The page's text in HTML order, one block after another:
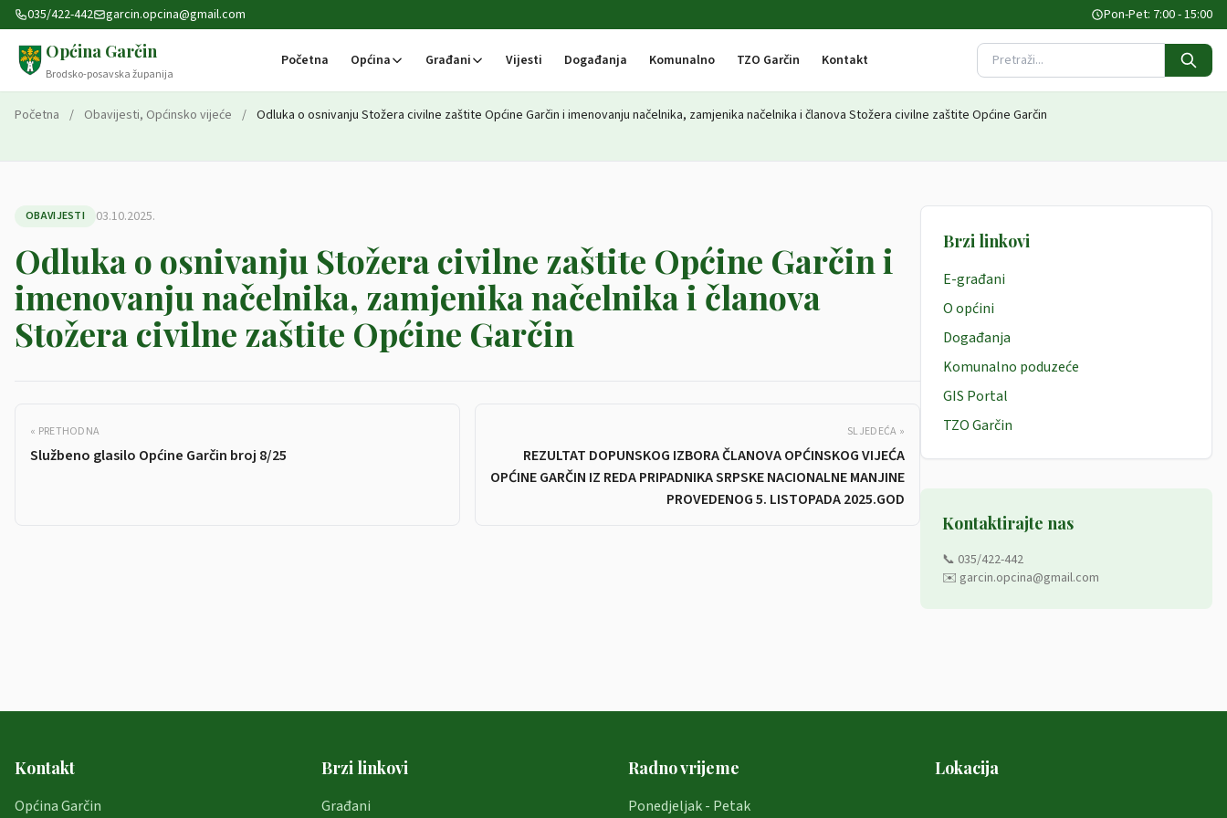
Preskoči na sadržaj
035/422-442 garcin.opcina@gmail.com Pon-Pet: 7:00 - 15:00
Općina Garčin
Brodsko-posavska županija
Početna Općina Građani Vijesti Događanja Komunalno TZO Garčin Kontakt Pretraži stranicu
Početna / Obavijesti, Općinsko vijeće / Odluka o osnivanju Stožera civilne zaštite Općine Garčin i imenovanju načelnika, zamjenika načelnika i članova Stožera civilne zaštite Općine Garčin
OBAVIJESTI 03.10.2025.
Odluka o osnivanju Stožera civilne zaštite Općine Garčin i
imenovanju načelnika, zamjenika načelnika i članova
Stožera civilne zaštite Općine Garčin
« PRETHODNA
Službeno glasilo Općine Garčin broj 8/25
SLJEDEĆA »
REZULTAT DOPUNSKOG IZBORA ČLANOVA OPĆINSKOG VIJEĆA
OPĆINE GARČIN IZ REDA PRIPADNIKA SRPSKE NACIONALNE MANJINE
PROVEDENOG 5. LISTOPADA 2025.GOD
Brzi linkovi
E-građani
O općini
Događanja
Komunalno poduzeće
GIS Portal
TZO Garčin
Kontaktirajte nas
📞 035/422-442
✉️ garcin.opcina@gmail.com
Kontakt
Općina Garčin
Brzi linkovi
Građani
Radno vrijeme
Ponedjeljak - Petak
Lokacija